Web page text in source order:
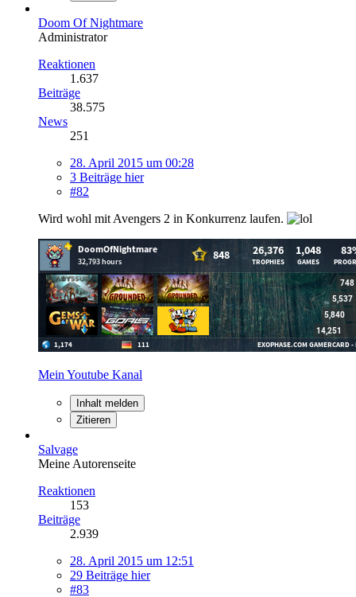
Doom Of Nightmare
Administrator
Reaktionen
1.637
Beiträge
38.575
News
251
28. April 2015 um 00:28
3 Beiträge hier
#82
Wird wohl mit Avengers 2 in Konkurrenz laufen.
Mein Youtube Kanal
Inhalt melden
Zitieren
Salvage
Meine Autorenseite
Reaktionen
153
Beiträge
2.939
28. April 2015 um 12:51
29 Beiträge hier
#83